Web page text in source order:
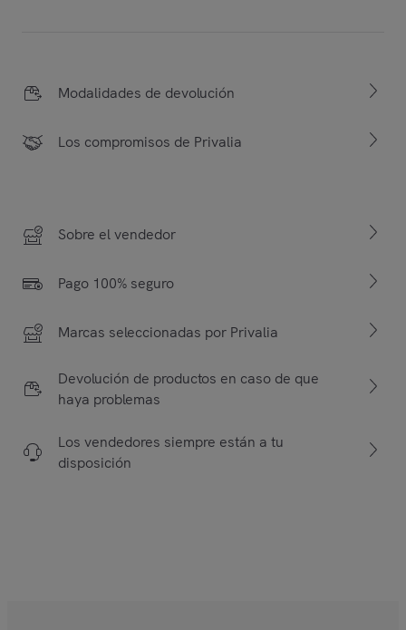
Modalidades de devolución
Los compromisos de Privalia
Sobre el vendedor
Pago 100% seguro
Marcas seleccionadas por Privalia
Devolución de productos en caso de que
haya problemas
Los vendedores siempre están a tu
disposición